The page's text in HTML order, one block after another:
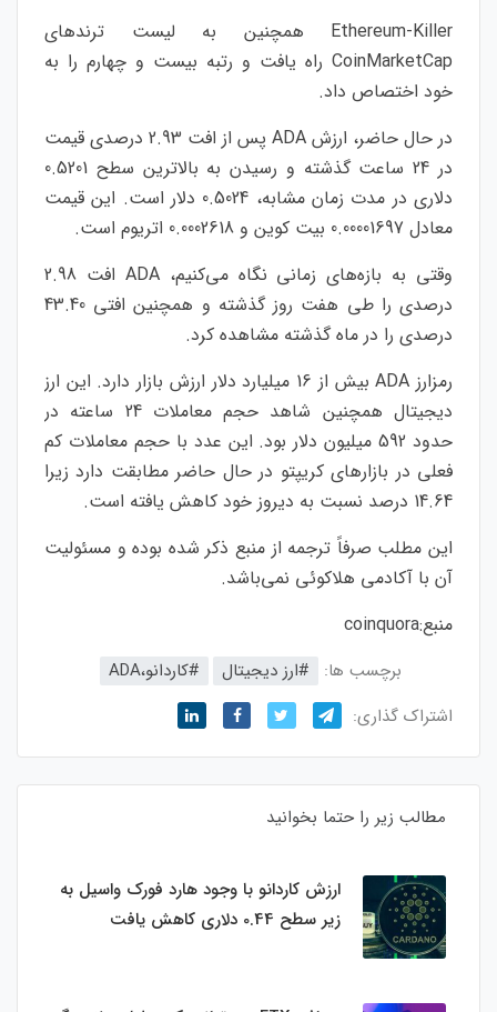
Ethereum-Killer همچنین به لیست ترندهای
CoinMarketCap راه یافت و رتبه بیست و چهارم را به
خود اختصاص داد.
در حال حاضر، ارزش ADA پس از افت 2.93 درصدی قیمت
در 24 ساعت گذشته و رسیدن به بالاترین سطح 0.5201
دلاری در مدت زمان مشابه، 0.5024 دلار است. این قیمت
معادل 0.00001697 بیت کوین و 0.0002618 اتریوم است.
وقتی به بازه‌های زمانی نگاه می‌کنیم، ADA افت 2.98
درصدی را طی هفت روز گذشته و همچنین افتی 43.40
درصدی را در ماه گذشته مشاهده کرد.
رمزارز ADA بیش از 16 میلیارد دلار ارزش بازار دارد. این ارز
دیجیتال همچنین شاهد حجم معاملات 24 ساعته در
حدود 592 میلیون دلار بود. این عدد با حجم معاملات کم
فعلی در بازارهای کریپتو در حال حاضر مطابقت دارد زیرا
14.64 درصد نسبت به دیروز خود کاهش یافته است.
این مطلب صرفاً ترجمه از منبع ذکر شده بوده و مسئولیت
آن با آکادمی هلاکوئی نمی‌باشد.
منبع:coinquora
برچسب ها: #ارز‌ دیجیتال
#کاردانو،ADA
اشتراک گذاری:
مطالب زیر را حتما بخوانید
ارزش کاردانو با وجود هارد فورک واسیل به
زیر سطح 0.44 دلاری کاهش یافت